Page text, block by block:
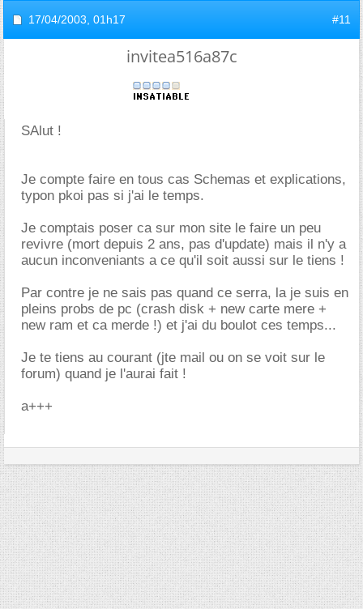
17/04/2003, 01h17 #11
invitea516a87c
SAlut !
Je compte faire en tous cas Schemas et explications,
typon pkoi pas si j'ai le temps.
Je comptais poser ca sur mon site le faire un peu
revivre (mort depuis 2 ans, pas d'update) mais il n'y a
aucun inconveniants a ce qu'il soit aussi sur le tiens !
Par contre je ne sais pas quand ce serra, la je suis en
pleins probs de pc (crash disk + new carte mere +
new ram et ca merde !) et j'ai du boulot ces temps...
Je te tiens au courant (jte mail ou on se voit sur le
forum) quand je l'aurai fait !
a+++